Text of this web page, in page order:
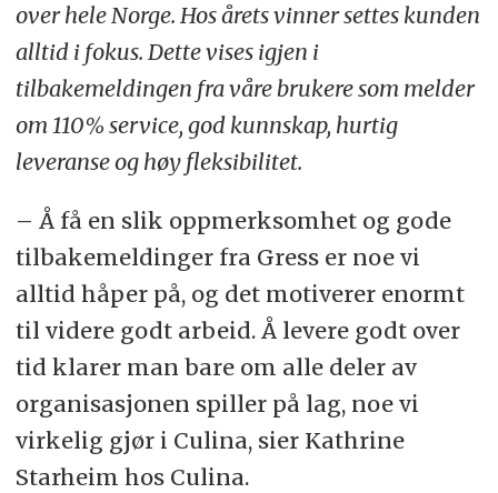
over hele Norge. Hos årets vinner settes kunden
alltid i fokus. Dette vises igjen i
tilbakemeldingen fra våre brukere som melder
om 110% service, god kunnskap, hurtig
leveranse og høy fleksibilitet.
– Å få en slik oppmerksomhet og gode
tilbakemeldinger fra Gress er noe vi
alltid håper på, og det motiverer enormt
til videre godt arbeid. Å levere godt over
tid klarer man bare om alle deler av
organisasjonen spiller på lag, noe vi
virkelig gjør i Culina, sier Kathrine
Starheim hos Culina.